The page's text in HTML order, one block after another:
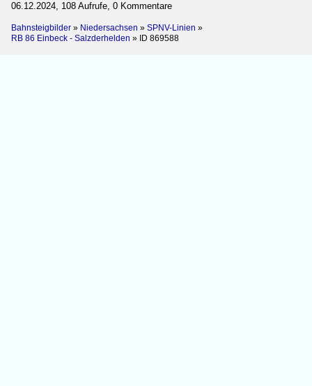
06.12.2024, 108 Aufrufe, 0 Kommentare
Bahnsteigbilder » Niedersachsen » SPNV-Linien »
RB 86 Einbeck - Salzderhelden » ID 869588